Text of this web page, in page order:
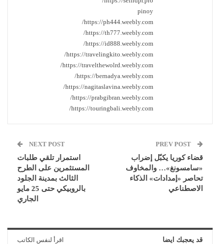
pinoy
https://ph444.weebly.com/
https://th777.weebly.com/
https://id888.weebly.com/
https://travelingkito.weebly.com/
https://travelthewolrd.weebly.com/
https://bernadya.weebly.com/
https://nagitaslavina.weebly.com/
https://prabgibran.weebly.com/
https://touringbali.weebly.com/
قضاء كوريا يكبّل إضراب
«سامسونغ»… والمخاوف
تحاصر «إمدادات» الذكاء
الاصطناعي
NEXT POST
استمرار تلقي طلبات
المستثمرين على الطرح
الثالث بمدينة الجلود
بالروبيكي حتى 25 مايو
الجاري
قد يعجبك ايضا اقرأ لنفس الكاتب